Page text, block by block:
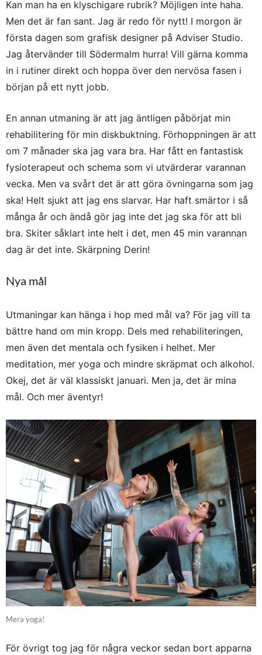
Kan man ha en klyschigare rubrik? Möjligen inte haha.
Men det är fan sant. Jag är redo för nytt! I morgon är
första dagen som grafisk designer på Adviser Studio.
Jag återvänder till Södermalm hurra! Vill gärna komma
in i rutiner direkt och hoppa över den nervösa fasen i
början på ett nytt jobb.
En annan utmaning är att jag äntligen påbörjat min
rehabilitering för min diskbuktning. Förhoppningen är att
om 7 månader ska jag vara bra. Har fått en fantastisk
fysioterapeut och schema som vi utvärderar varannan
vecka. Men va svårt det är att göra övningarna som jag
ska! Helt sjukt att jag ens slarvar. Har haft smärtor i så
många år och ändå gör jag inte det jag ska för att bli
bra. Skiter såklart inte helt i det, men 45 min varannan
dag är det inte. Skärpning Derin!
Nya mål
Utmaningar kan hänga i hop med mål va? För jag vill ta
bättre hand om min kropp. Dels med rehabiliteringen,
men även det mentala och fysiken i helhet. Mer
meditation, mer yoga och mindre skräpmat och alkohol.
Okej, det är väl klassiskt januari. Men ja, det är mina
mål. Och mer äventyr!
Mera yoga!
För övrigt tog jag för några veckor sedan bort apparna